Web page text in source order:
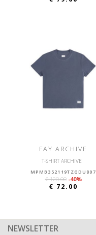
FAY ARCHIVE
T-SHIRT ARCHIVE
MPMB352119TZGDU807
€ 120.00 -40%
€ 72.00
NEWSLETTER